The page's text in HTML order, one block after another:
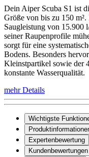
Dein Aiper Scuba S1 ist
Größe von bis zu 150
Saugleistung von 15.900
seiner Raupenprofile
sorgt für eine
Bodens. Besonders
Kleinstpartikel sowie der
konstante Wasserqualität.
mehr Details
Wichtigste
Expertenbewertung
Kundenbewertungen